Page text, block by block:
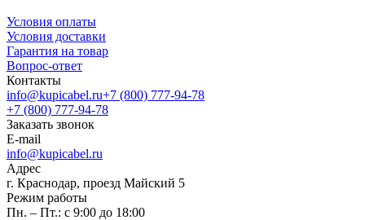
Условия оплаты
Условия доставки
Гарантия на товар
Вопрос-ответ
Контакты
info@kupicabel.ru+7 (800) 777-94-78
+7 (800) 777-94-78
Заказать звонок
E-mail
info@kupicabel.ru
Адрес
г. Краснодар, проезд Майский 5
Режим работы
Пн. – Пт.: с 9:00 до 18:00